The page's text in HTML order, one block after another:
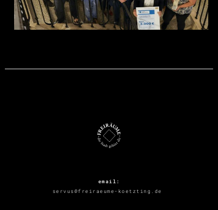
email:
servus@freiraeume-koetzting.de